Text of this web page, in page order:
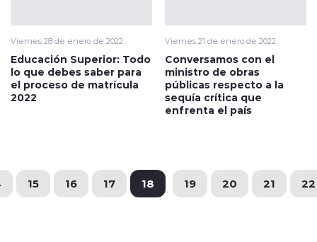
Viernes 28 de enero de 2022
Educación Superior: Todo
lo que debes saber para
el proceso de matrícula
2022
Viernes 21 de enero de 2022
Conversamos con el
ministro de obras
públicas respecto a la
sequía crítica que
enfrenta el país
15 16 17 18 19 20 21 22